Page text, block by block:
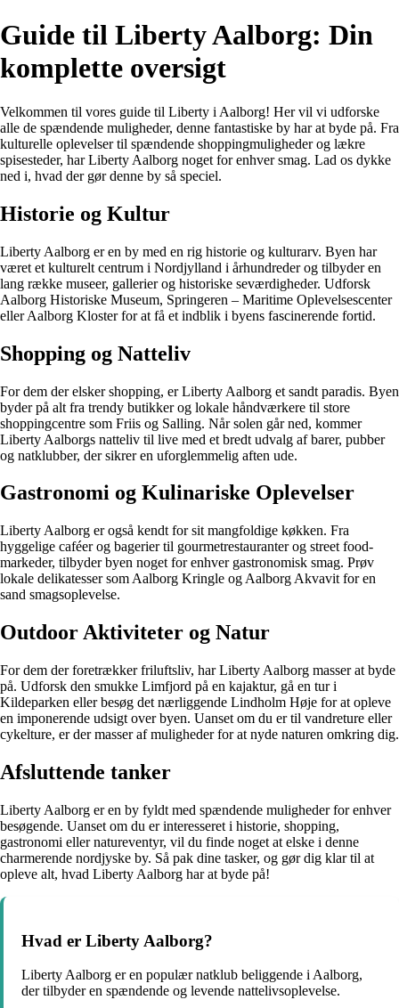
Guide til Liberty Aalborg: Din
komplette oversigt
Velkommen til vores guide til Liberty i Aalborg! Her vil vi udforske
alle de spændende muligheder, denne fantastiske by har at byde på. Fra
kulturelle oplevelser til spændende shoppingmuligheder og lækre
spisesteder, har Liberty Aalborg noget for enhver smag. Lad os dykke
ned i, hvad der gør denne by så speciel.
Historie og Kultur
Liberty Aalborg er en by med en rig historie og kulturarv. Byen har
været et kulturelt centrum i Nordjylland i århundreder og tilbyder en
lang række museer, gallerier og historiske seværdigheder. Udforsk
Aalborg Historiske Museum, Springeren – Maritime Oplevelsescenter
eller Aalborg Kloster for at få et indblik i byens fascinerende fortid.
Shopping og Natteliv
For dem der elsker shopping, er Liberty Aalborg et sandt paradis. Byen
byder på alt fra trendy butikker og lokale håndværkere til store
shoppingcentre som Friis og Salling. Når solen går ned, kommer
Liberty Aalborgs natteliv til live med et bredt udvalg af barer, pubber
og natklubber, der sikrer en uforglemmelig aften ude.
Gastronomi og Kulinariske Oplevelser
Liberty Aalborg er også kendt for sit mangfoldige køkken. Fra
hyggelige caféer og bagerier til gourmetrestauranter og street food-
markeder, tilbyder byen noget for enhver gastronomisk smag. Prøv
lokale delikatesser som Aalborg Kringle og Aalborg Akvavit for en
sand smagsoplevelse.
Outdoor Aktiviteter og Natur
For dem der foretrækker friluftsliv, har Liberty Aalborg masser at byde
på. Udforsk den smukke Limfjord på en kajaktur, gå en tur i
Kildeparken eller besøg det nærliggende Lindholm Høje for at opleve
en imponerende udsigt over byen. Uanset om du er til vandreture eller
cykelture, er der masser af muligheder for at nyde naturen omkring dig.
Afsluttende tanker
Liberty Aalborg er en by fyldt med spændende muligheder for enhver
besøgende. Uanset om du er interesseret i historie, shopping,
gastronomi eller natureventyr, vil du finde noget at elske i denne
charmerende nordjyske by. Så pak dine tasker, og gør dig klar til at
opleve alt, hvad Liberty Aalborg har at byde på!
Hvad er Liberty Aalborg?
Liberty Aalborg er en populær natklub beliggende i Aalborg,
der tilbyder en spændende og levende nattelivsoplevelse.